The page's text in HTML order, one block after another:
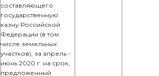
составляющего
государственную
казну Российской
Федерации (в том
числе земельных
участков), за апрель -
июнь 2020 г. на срок,
предложенный